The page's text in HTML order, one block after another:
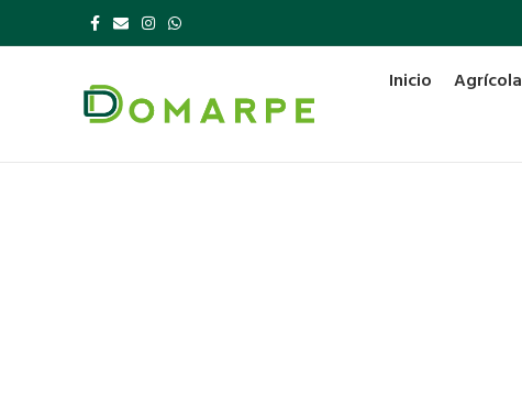
Inicio Agrícola